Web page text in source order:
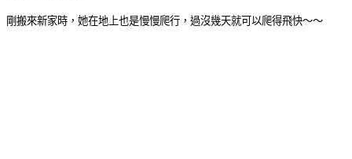
剛搬來新家時，她在地上也是慢慢爬行，過沒幾天就可以爬得飛快～～